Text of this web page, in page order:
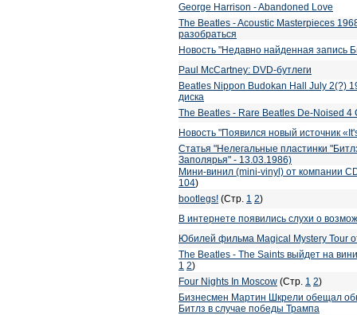
George Harrison - Abandoned Love
The Beatles - Acoustic Masterpieces
разобраться
Новость "Недавно найденная запись
Paul McCartney: DVD-бутлеги
Beatles Nippon Budokan Hall July 2(?)
диска
The Beatles - Rare Beatles De-Noised 4
Новость "Появился новый источник
Статья "Нелегальные пластинки
Заполярья" - 13.03.1986)
Мини-винил (mini-vinyl) от компании
104)
bootlegs! (Стр. 1 2)
В интернете появились слухи о
Юбилей фильма Magical Mystery Tour
The Beatles - The Saints выйдет на
1 2)
Four Nights In Moscow (Стр. 1 2)
Бизнесмен Мартин Шкрели обещал
Битлз в случае победы Трампа